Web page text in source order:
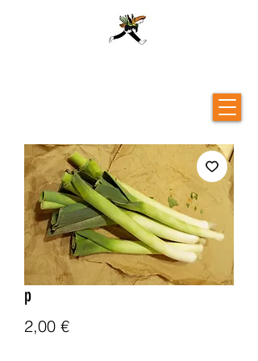
p
2,00 €Price